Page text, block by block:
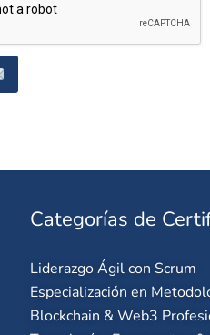
Categorías de
Liderazgo Ágil con Scrum
Especialización en
Blockchain & Web3